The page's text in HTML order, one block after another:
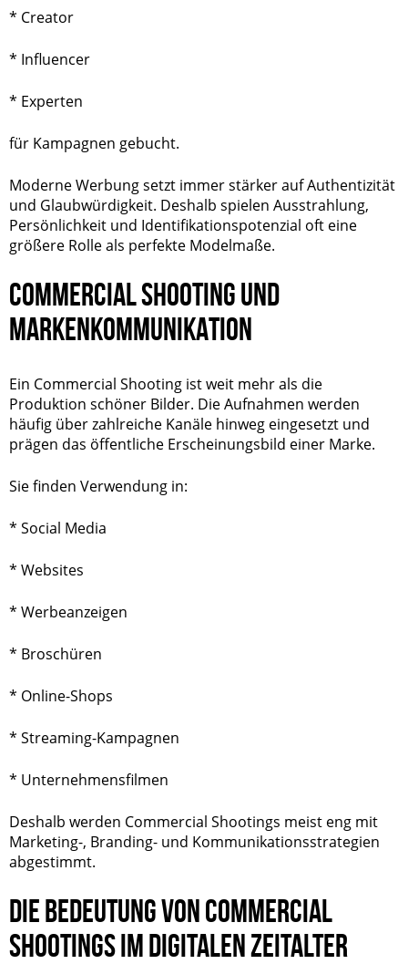
* Creator
* Influencer
* Experten
für Kampagnen gebucht.
Moderne Werbung setzt immer stärker auf Authentizität
und Glaubwürdigkeit. Deshalb spielen Ausstrahlung,
Persönlichkeit und Identifikationspotenzial oft eine
größere Rolle als perfekte Modelmaße.
COMMERCIAL SHOOTING UND
MARKENKOMMUNIKATION
Ein Commercial Shooting ist weit mehr als die
Produktion schöner Bilder. Die Aufnahmen werden
häufig über zahlreiche Kanäle hinweg eingesetzt und
prägen das öffentliche Erscheinungsbild einer Marke.
Sie finden Verwendung in:
* Social Media
* Websites
* Werbeanzeigen
* Broschüren
* Online-Shops
* Streaming-Kampagnen
* Unternehmensfilmen
Deshalb werden Commercial Shootings meist eng mit
Marketing-, Branding- und Kommunikationsstrategien
abgestimmt.
DIE BEDEUTUNG VON COMMERCIAL
SHOOTINGS IM DIGITALEN ZEITALTER